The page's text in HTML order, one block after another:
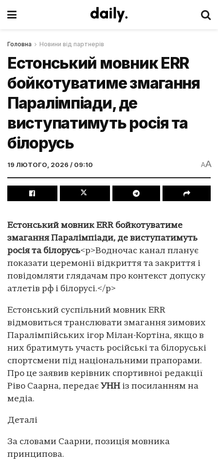
Головна Новини від партнерів
Естонський мовник ERR
бойкотуватиме змагання
Паралімпіади, де
виступатимуть росія та
білорусь
19 ЛЮТОГО, 2026 / 09:10 AA
Естонський мовник ERR бойкотуватиме
змагання Паралімпіади, де виступатимуть
росія та білорусь<p>Водночас канал планує
показати церемонії відкриття та закриття і
повідомляти глядачам про контекст допуску
атлетів рф і білорусі.</p>
Естонський суспільний мовник ERR
відмовиться транслювати змагання зимових
Паралімпійських ігор Мілан-Кортіна, якщо в
них братимуть участь російські та білоруські
спортсмени під національними прапорами.
Про це заявив керівник спортивної редакції
Ріво Саарна, передає УНН із посиланням на
медіа.
Деталі
За словами Саарни, позиція мовника
принципова.